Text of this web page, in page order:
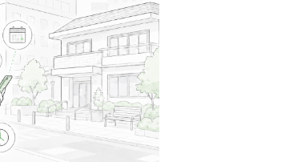
募集を確認 →
気になる